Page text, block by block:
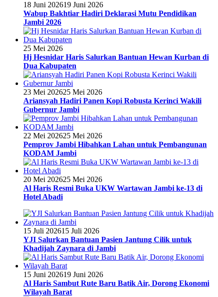
18 Juni 202619 Juni 2026
Wabup Bakhtiar Hadiri Deklarasi Mutu Pendidikan
Jambi 2026
25 Mei 2026
Hj Hesnidar Haris Salurkan Bantuan Hewan Kurban di
Dua Kabupaten
23 Mei 202625 Mei 2026
Ariansyah Hadiri Panen Kopi Robusta Kerinci Wakili
Gubernur Jambi
22 Mei 202625 Mei 2026
Pemprov Jambi Hibahkan Lahan untuk Pembangunan
KODAM Jambi
20 Mei 202625 Mei 2026
Al Haris Resmi Buka UKW Wartawan Jambi ke-13 di
Hotel Abadi
15 Juli 202615 Juli 2026
YJI Salurkan Bantuan Pasien Jantung Cilik untuk
Khadijah Zaynara di Jambi
15 Juni 202619 Juni 2026
Al Haris Sambut Rute Baru Batik Air, Dorong Ekonomi
Wilayah Barat